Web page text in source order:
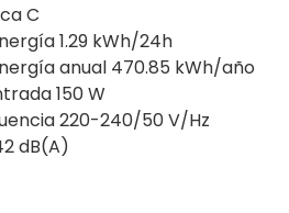
C
1.29 kWh/24h
anual 470.85 kWh/año
150 W
220-240/50 V/Hz
dB(A)